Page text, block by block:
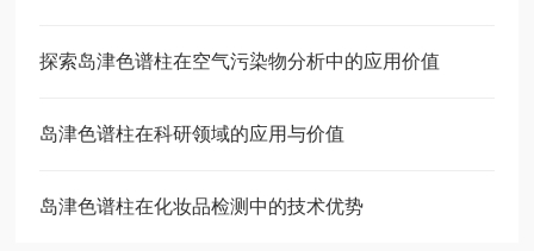
探索岛津色谱柱在空气污染物分析中的应用价值
岛津色谱柱在科研领域的应用与价值
岛津色谱柱在化妆品检测中的技术优势